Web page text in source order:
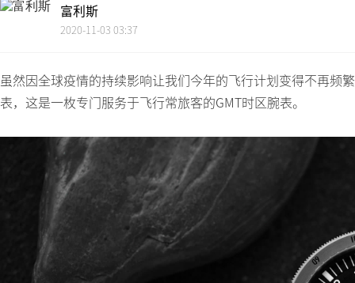
富利斯
2020-11-03 03:37
虽然因全球疫情的持续影响让我们今年的飞行计划变得不再频
表，这是一枚专门服务于飞行常旅客的GMT时区腕表。